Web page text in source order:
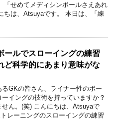
「せめてメディシンボールさえあれ
は、Atsuyaです。 本日は、「練
ールでスローイングの練習
ど科学的にあまり意味がな
GKの皆さん、ライナー性のボー
イングの技術を持っていますか？
せん。(笑) こんにちは、Atsuyaで
レーニングのスローイングの練習